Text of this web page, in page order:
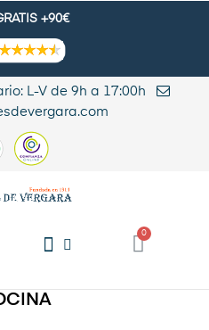
+90€
L-V de 9h a 17:00h